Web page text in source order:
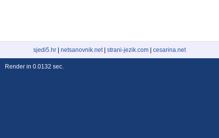
sjedi5.hr netsanovnik.net| strani-jezik.com cesarina.net
Render in 0.0132 sec.